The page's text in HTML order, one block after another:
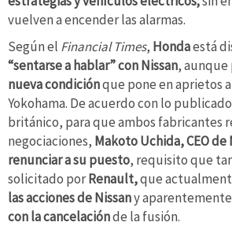
vuelven a encender las alarmas.
Según el Financial Times, Hondaestá
“sentarse a hablar”con Nissan, aunque
nueva condiciónque pone en aprietos
Yokohama. De acuerdo con lo
británico, para que ambos fabricantes
negociaciones, Makoto Uchida, CEO de
renunciar a su puesto, requisito que
solicitado porRenault,que
las acciones de Nissany
con la cancelaciónde la fusión.